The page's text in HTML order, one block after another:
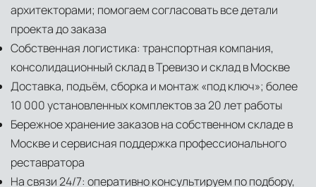
архитекторами; помогаем согласовать все детали
проекта до заказа
Собственная логистика: транспортная компания,
консолидационный склад в Тревизо и склад в Москве
Доставка, подъём, сборка и монтаж «под ключ»; более
10 000 установленных комплектов за 20 лет работы
Бережное хранение заказов на собственном складе в
Москве и сервисная поддержка профессионального
реставратора
На связи 24/7: оперативно консультируем по подбору,